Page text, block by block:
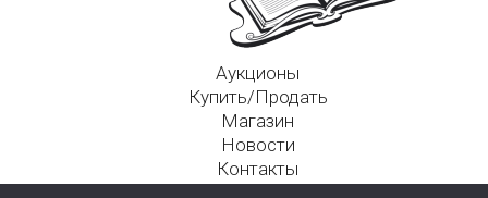
Аукционы
Купить/Продать
Магазин
Новости
Контакты